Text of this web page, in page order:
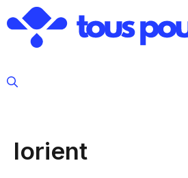
au
contenu
lorient